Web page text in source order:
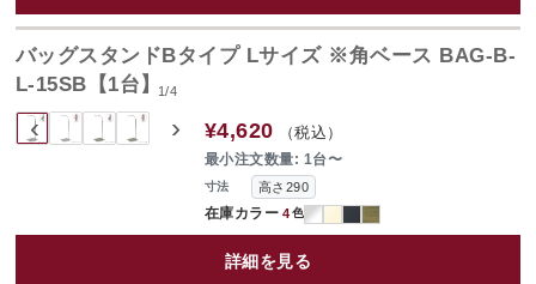
‹ ›
1/4
バッグスタンドBタイプ Lサイズ ※角ベース BAG-B-
L-15SB【1台】
寸法 高さ290
在庫カラー 4色
¥4,620 （税込）
最小注文数量: 1台〜
詳細を見る